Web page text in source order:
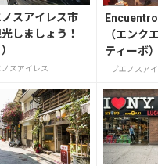
スアイレス市
しましょう！
ノスアイレス
（エンク
ティーボ
トでタン
ブエノスア